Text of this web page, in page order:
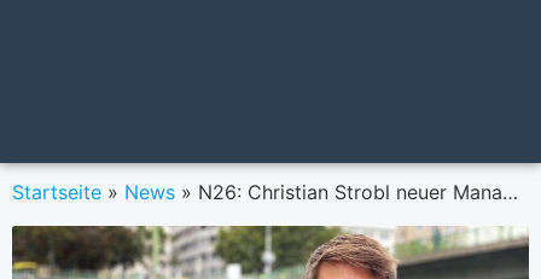
Startseite » News » N26: Christian Strobl neuer Manager des österreichischen Marktes